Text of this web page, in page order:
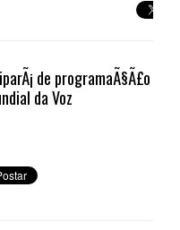
de programaÃ§Ã£o
da Voz